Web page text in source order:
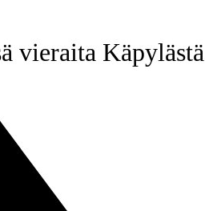
vieraita Käpylästä